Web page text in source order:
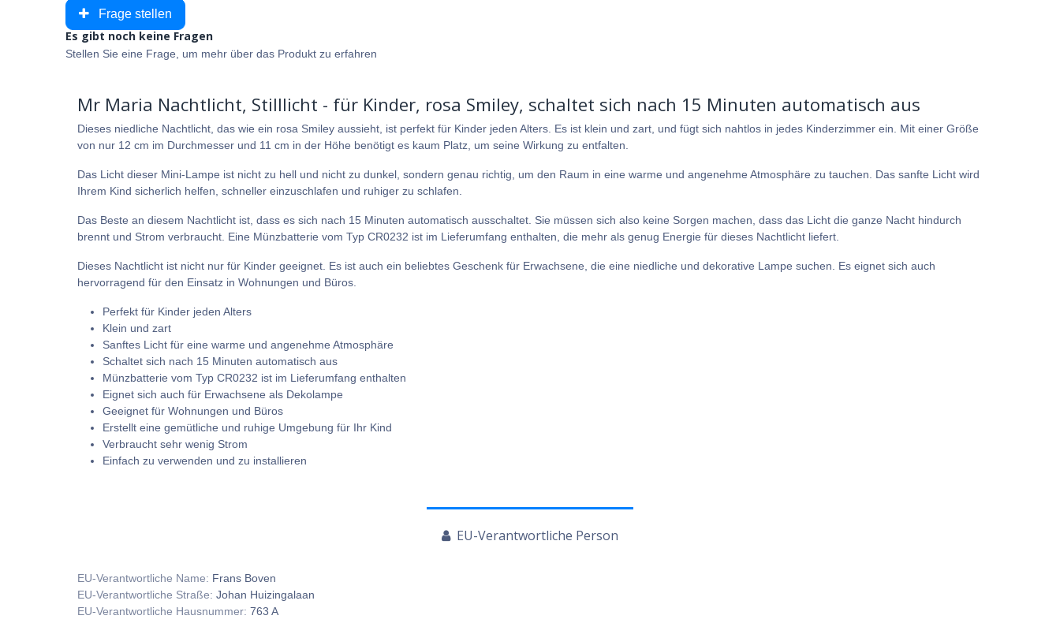
Frage stellen
Es gibt noch keine Fragen
Stellen Sie eine Frage, um mehr über das Produkt zu erfahren
Mr Maria Nachtlicht, Stilllicht - für Kinder, rosa Smiley, schaltet sich nach 15 Minuten automatisch aus
Dieses niedliche Nachtlicht, das wie ein rosa Smiley aussieht, ist perfekt für Kinder jeden Alters. Es ist klein und zart, und fügt sich nahtlos in jedes Kinderzimmer ein. Mit einer Größe
von nur 12 cm im Durchmesser und 11 cm in der Höhe benötigt es kaum Platz, um seine Wirkung zu entfalten.
Das Licht dieser Mini-Lampe ist nicht zu hell und nicht zu dunkel, sondern genau richtig, um den Raum in eine warme und angenehme Atmosphäre zu tauchen. Das sanfte Licht wird
Ihrem Kind sicherlich helfen, schneller einzuschlafen und ruhiger zu schlafen.
Das Beste an diesem Nachtlicht ist, dass es sich nach 15 Minuten automatisch ausschaltet. Sie müssen sich also keine Sorgen machen, dass das Licht die ganze Nacht hindurch
brennt und Strom verbraucht. Eine Münzbatterie vom Typ CR0232 ist im Lieferumfang enthalten, die mehr als genug Energie für dieses Nachtlicht liefert.
Dieses Nachtlicht ist nicht nur für Kinder geeignet. Es ist auch ein beliebtes Geschenk für Erwachsene, die eine niedliche und dekorative Lampe suchen. Es eignet sich auch
hervorragend für den Einsatz in Wohnungen und Büros.
Perfekt für Kinder jeden Alters
Klein und zart
Sanftes Licht für eine warme und angenehme Atmosphäre
Schaltet sich nach 15 Minuten automatisch aus
Münzbatterie vom Typ CR0232 ist im Lieferumfang enthalten
Eignet sich auch für Erwachsene als Dekolampe
Geeignet für Wohnungen und Büros
Erstellt eine gemütliche und ruhige Umgebung für Ihr Kind
Verbraucht sehr wenig Strom
Einfach zu verwenden und zu installieren
EU-Verantwortliche Person
EU-Verantwortliche Name: Frans Boven
EU-Verantwortliche Straße: Johan Huizingalaan
EU-Verantwortliche Hausnummer: 763 A